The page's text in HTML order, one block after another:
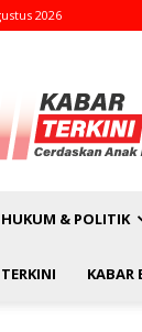
2026
HUKUM & POLITIK
KABAR